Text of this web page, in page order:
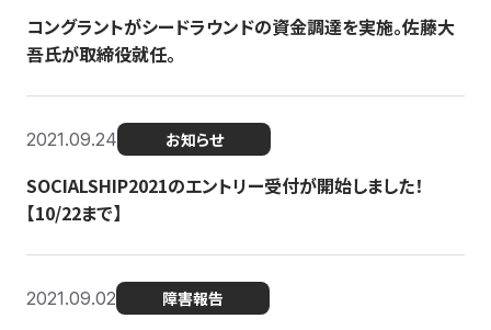
コングラントがシードラウンドの資金調達を実施。佐藤大
吾氏が取締役就任。
2021.09.24 お知らせ
SOCIALSHIP2021のエントリー受付が開始しました！
【10/22まで】
2021.09.02 障害報告